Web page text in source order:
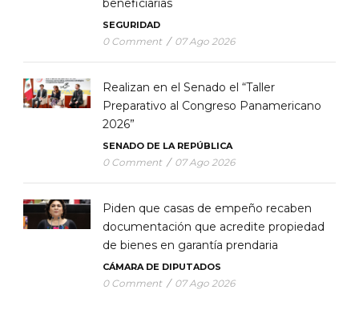
beneficiarias
SEGURIDAD
0 Comment / 07 Ago 2026
Realizan en el Senado el “Taller
Preparativo al Congreso Panamericano
2026”
SENADO DE LA REPÚBLICA
0 Comment / 07 Ago 2026
Piden que casas de empeño recaben
documentación que acredite propiedad
de bienes en garantía prendaria
CÁMARA DE DIPUTADOS
0 Comment / 07 Ago 2026